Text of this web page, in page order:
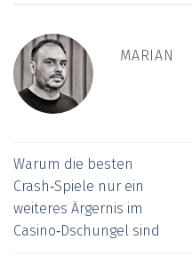
MARIAN
Warum die besten
Crash‑Spiele nur ein
weiteres Ärgernis im
Casino‑Dschungel sind